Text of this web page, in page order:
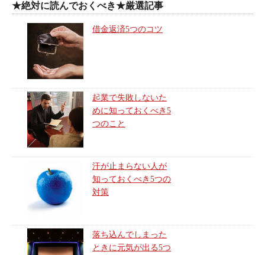
★絶対に読んでおくべき★厳選記事
借金返済5つのコツ
起業で失敗しないた
めに知っておくべき5
つのこと
汗が止まらない人が
知っておくべき5つの
対策
落ち込んでしまった
ときに元気が出る5つ